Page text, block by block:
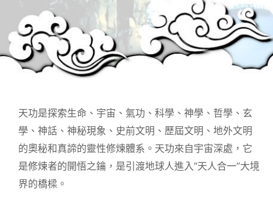
天功是探索生命、宇宙、氣功、科學、神學、哲學、玄
學、神話、神秘現象、史前文明、歷屆文明、地外文明
的奧秘和真諦的靈性修煉體系。天功來自宇宙深處，它
是修煉者的開悟之鑰，是引渡地球人進入“天人合一”大境
界的橋樑。